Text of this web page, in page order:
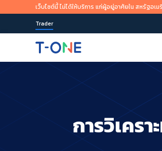
เว็บไซต์นี้ ไม่ได้ให้บริการ แก่ผู้อยู่อาศัยใน สหรัฐอเม
Trader
นำเสนอผลิตภัณฑ์การเทรดมากกว่า 100+
เรารองรับวิธีการดาวน์โหลดและอุปก
ข่าวการตลาดและงาน
ติดตามมุมมองและโอกาสของตลาดแบบ
เทรด และการอ้างอิงกลยุทธ์แบบมืออา
T-ONE Trader จะช่วยคุณในทุกขั้นตอนข
เกี่ยวกับ T-ONE
เราเป็นผู้ให้บริการเทรดออนไลน์ที่มีความ
เทรดผลิตภัณฑ์ในตลาดการเงินจากทั่วโ
นวัตกรรมแพลตฟอร์มและแอปพลิเคชัน
การวิเครา